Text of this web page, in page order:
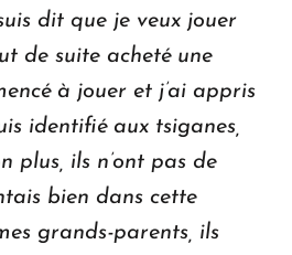
dit que je veux jouer
de suite acheté une
à jouer et j’ai appris
identifié aux tsiganes,
plus, ils n’ont pas de
bien dans cette
grands-parents, ils